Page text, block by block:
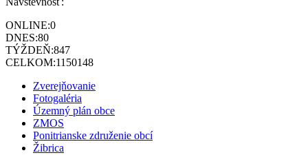
ONLINE:0
DNES:80
TÝŽDEŇ:847
CELKOM:1150148
Zverejňovanie
Fotogaléria
Územný plán obce
ZMOS
Ponitrianske združenie obcí
Žibrica